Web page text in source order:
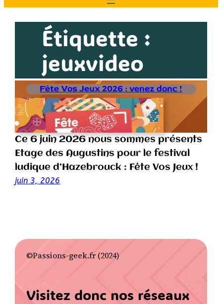
Étiquette :
jeuxvideo
Fête Vos Jeux 2026 : venez donc !
Ce 6 juin 2026 nous sommes présents
Etage des Augustins pour le festival
ludique d’Hazebrouck : Fête Vos Jeux !
juin 3, 2026
©Passions-geek.fr (2024)
Visitez donc nos réseaux